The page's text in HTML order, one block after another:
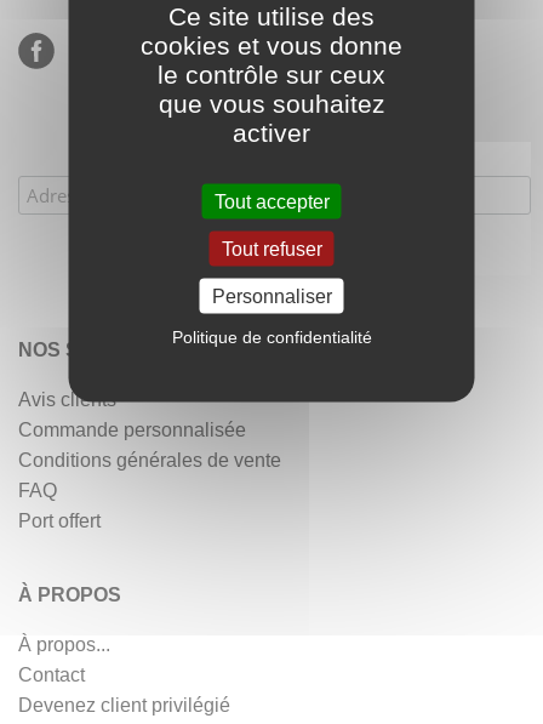
NOS SERVICES
Avis clients
Commande personnalisée
Conditions générales de vente
FAQ
Port offert
À PROPOS
À propos...
Contact
Devenez client privilégié
Ce site utilise des
cookies et vous donne
le contrôle sur ceux
que vous souhaitez
activer
Tout accepter
Tout refuser
Personnaliser
Politique de confidentialité